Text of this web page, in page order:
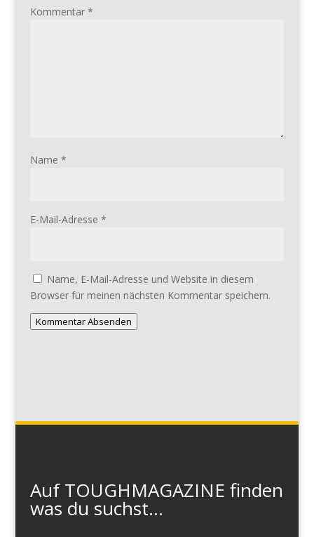
Kommentar *
Name *
E-Mail-Adresse *
Name, E-Mail-Adresse und Website in diesem
Browser für meinen nächsten Kommentar speichern.
Kommentar Absenden
Auf TOUGHMAGAZINE finden
was du suchst...